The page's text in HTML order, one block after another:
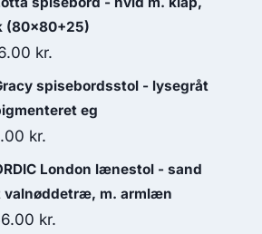
(80x80+25)
kr.
spisebordsstol - lysegråt
eg
kr.
London lænestol - sand
m. armlæn
kr.